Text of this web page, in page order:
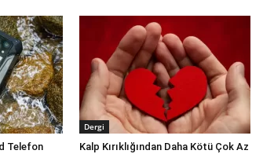
Telefon
Dergi
Kalp Kırıklığından Daha Kötü Çok Az